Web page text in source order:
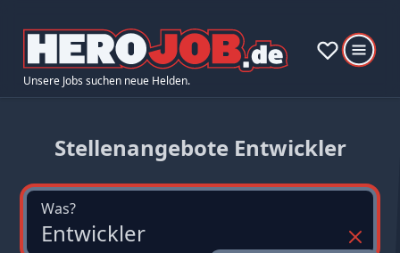
Unsere Jobs suchen neue Helden.
Stellenangebote Entwickler
Was?